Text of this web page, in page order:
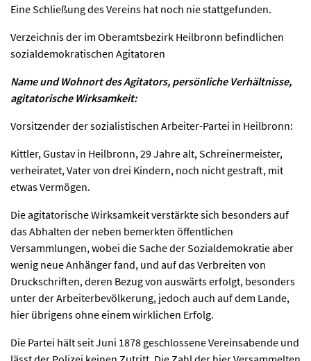
Eine Schließung des Vereins hat noch nie stattgefunden.
Verzeichnis der im Oberamtsbezirk Heilbronn befindlichen
sozialdemokratischen Agitatoren
Name und Wohnort des Agitators, persönliche Verhältnisse,
agitatorische Wirksamkeit:
Vorsitzender der sozialistischen Arbeiter-Partei in Heilbronn:
Kittler, Gustav in Heilbronn, 29 Jahre alt, Schreinermeister,
verheiratet, Vater von drei Kindern, noch nicht gestraft, mit
etwas Vermögen.
Die agitatorische Wirksamkeit verstärkte sich besonders auf
das Abhalten der neben bemerkten öffentlichen
Versammlungen, wobei die Sache der Sozialdemokratie aber
wenig neue Anhänger fand, und auf das Verbreiten von
Druckschriften, deren Bezug von auswärts erfolgt, besonders
unter der Arbeiterbevölkerung, jedoch auch auf dem Lande,
hier übrigens ohne einem wirklichen Erfolg.
Die Partei hält seit Juni 1878 geschlossene Vereinsabende und